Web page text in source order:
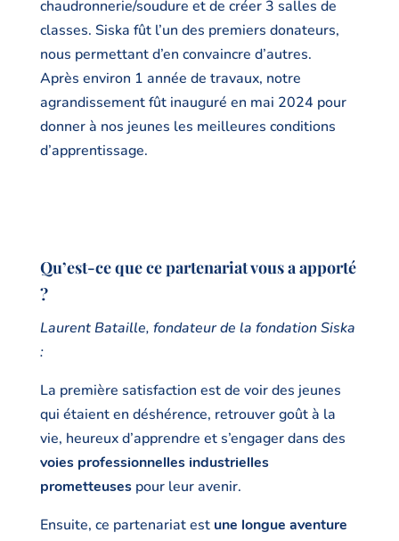
chaudronnerie/soudure et de créer 3 salles de
classes. Siska fût l’un des premiers donateurs,
nous permettant d’en convaincre d’autres.
Après environ 1 année de travaux, notre
agrandissement fût inauguré en mai 2024 pour
donner à nos jeunes les meilleures conditions
d’apprentissage.
Qu’est-ce que ce partenariat vous a apporté
?
Laurent Bataille, fondateur de la fondation Siska
:
La première satisfaction est de voir des jeunes
qui étaient en déshérence, retrouver goût à la
vie, heureux d’apprendre et s’engager dans des
voies professionnelles industrielles
prometteusespour leur avenir.
Ensuite, ce partenariat est une longue aventure